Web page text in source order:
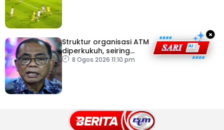
Struktur organisasi ATM
diperkukuh, seiring
pemodenan aset
8 Ogos 2026 11:10 pm
×